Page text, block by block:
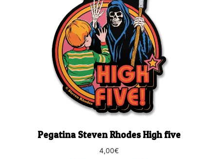
Pegatina Steven Rhodes High five
4,00€